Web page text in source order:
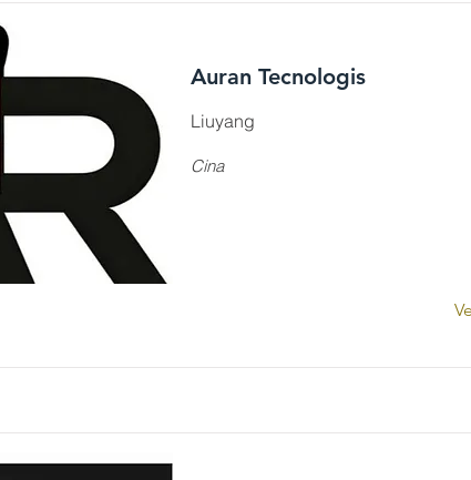
Auran Tecnologis
Liuyang
Cina